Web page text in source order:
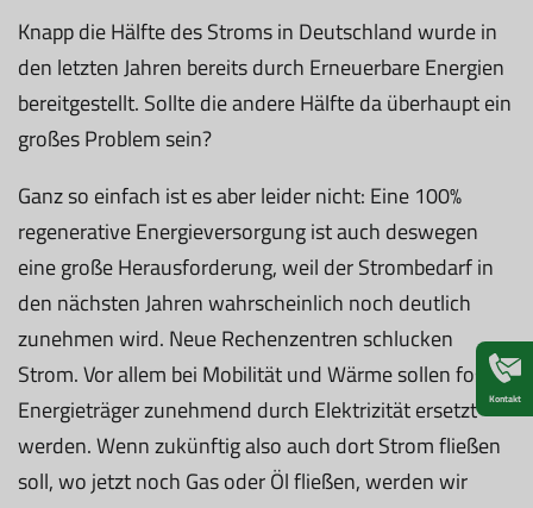
Knapp die Hälfte des Stroms in Deutschland wurde in
den letzten Jahren bereits durch Erneuerbare Energien
bereitgestellt. Sollte die andere Hälfte da überhaupt ein
großes Problem sein?
Ganz so einfach ist es aber leider nicht: Eine 100%
regenerative Energieversorgung ist auch deswegen
eine große Herausforderung, weil der Strombedarf in
den nächsten Jahren wahrscheinlich noch deutlich
zunehmen wird. Neue Rechenzentren schlucken
Strom. Vor allem bei Mobilität und Wärme sollen fossile
Energieträger zunehmend durch Elektrizität ersetzt
werden. Wenn zukünftig also auch dort Strom fließen
soll, wo jetzt noch Gas oder Öl fließen, werden wir
Kontakt